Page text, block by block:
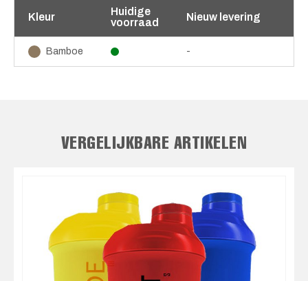
Kleur
Huidige
voorraad
Nieuw levering
Bamboe -
VERGELIJKBARE ARTIKELEN